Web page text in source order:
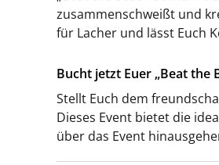
zusammenschweißt und
für Lacher und lässt Euch
Bucht jetzt Euer „Beat the
Stellt Euch dem
Dieses Event bietet die
über das Event